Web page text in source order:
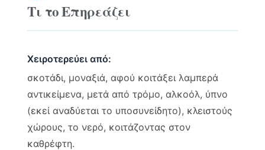
Τι το Επηρεάζει
Χειροτερεύει από:
σκοτάδι, μοναξιά, αφού κοιτάξει λαμπερά
αντικείμενα, μετά από τρόμο, αλκοόλ, ύπνο
(εκεί αναδύεται το υποσυνείδητο), κλειστούς
χώρους, το νερό, κοιτάζοντας στον
καθρέφτη.